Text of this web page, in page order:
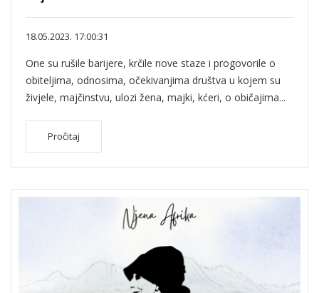
18.05.2023. 17:00:31
One su rušile barijere, krčile nove staze i progovorile o
obiteljima, odnosima, očekivanjima društva u kojem su
živjele, majčinstvu, ulozi žena, majki, kćeri, o običajima...
Pročitaj